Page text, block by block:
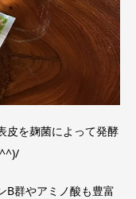
皮を麹菌によって発酵
B群やアミノ酸も豊富